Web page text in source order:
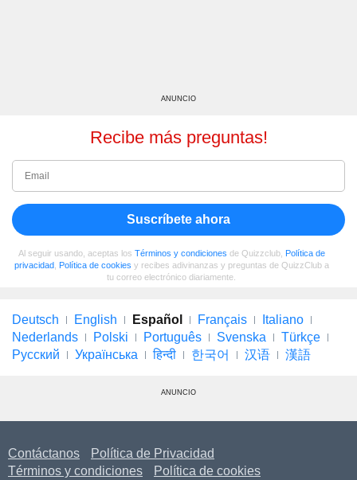
ANUNCIO
Recibe más preguntas!
Suscríbete ahora
Al seguir usando, aceptas los Términos y condiciones de Quizzclub, Política de
privacidad, Política de cookies y recibes adivinanzas y preguntas de QuizzClub a
tu correo electrónico diariamente.
Deutsch English Español Français
Italiano
Nederlands
Polski Português Svenska
Türkçe
Русский
Українська हिन्दी 한국어 汉语 漢語
ANUNCIO
Contáctanos
Política de Privacidad
Términos y condiciones
Política de cookies